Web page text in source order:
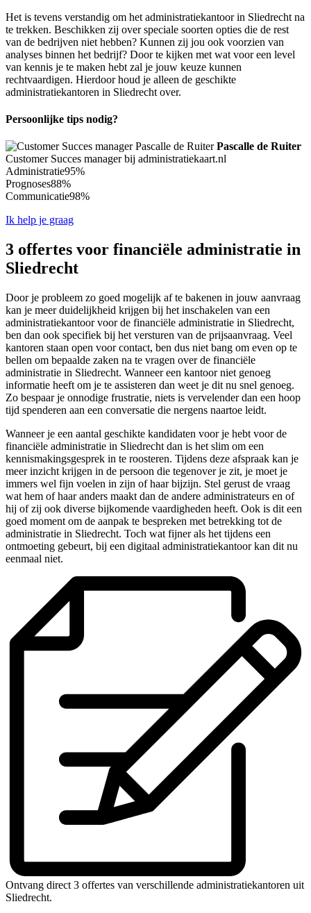
Het is tevens verstandig om het administratiekantoor in Sliedrecht na
te trekken. Beschikken zij over speciale soorten opties die de rest
van de bedrijven niet hebben? Kunnen zij jou ook voorzien van
analyses binnen het bedrijf? Door te kijken met wat voor een level
van kennis je te maken hebt zal je jouw keuze kunnen
rechtvaardigen. Hierdoor houd je alleen de geschikte
administratiekantoren in Sliedrecht over.
Persoonlijke tips nodig?
Pascalle de Ruiter
Customer Succes manager bij administratiekaart.nl
Administratie95%
Prognoses88%
Communicatie98%
Ik help je graag
3 offertes voor financiële administratie in
Sliedrecht
Door je probleem zo goed mogelijk af te bakenen in jouw aanvraag
kan je meer duidelijkheid krijgen bij het inschakelen van een
administratiekantoor voor de financiële administratie in Sliedrecht,
ben dan ook specifiek bij het versturen van de prijsaanvraag. Veel
kantoren staan open voor contact, ben dus niet bang om even op te
bellen om bepaalde zaken na te vragen over de financiële
administratie in Sliedrecht. Wanneer een kantoor niet genoeg
informatie heeft om je te assisteren dan weet je dit nu snel genoeg.
Zo bespaar je onnodige frustratie, niets is vervelender dan een hoop
tijd spenderen aan een conversatie die nergens naartoe leidt.
Wanneer je een aantal geschikte kandidaten voor je hebt voor de
financiële administratie in Sliedrecht dan is het slim om een
kennismakingsgesprek in te roosteren. Tijdens deze afspraak kan je
meer inzicht krijgen in de persoon die tegenover je zit, je moet je
immers wel fijn voelen in zijn of haar bijzijn. Stel gerust de vraag
wat hem of haar anders maakt dan de andere administrateurs en of
hij of zij ook diverse bijkomende vaardigheden heeft. Ook is dit een
goed moment om de aanpak te bespreken met betrekking tot de
administratie in Sliedrecht. Toch wat fijner als het tijdens een
ontmoeting gebeurt, bij een digitaal administratiekantoor kan dit nu
eenmaal niet.
Ontvang direct 3 offertes van verschillende administratiekantoren uit
Sliedrecht.